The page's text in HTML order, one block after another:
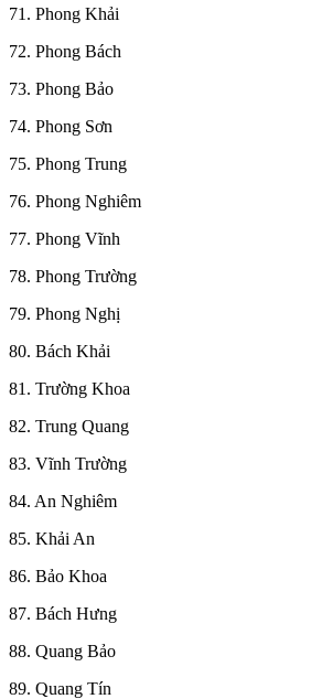
71. Phong Khải
72. Phong Bách
73. Phong Bảo
74. Phong Sơn
75. Phong Trung
76. Phong Nghiêm
77. Phong Vĩnh
78. Phong Trường
79. Phong Nghị
80. Bách Khải
81. Trường Khoa
82. Trung Quang
83. Vĩnh Trường
84. An Nghiêm
85. Khải An
86. Bảo Khoa
87. Bách Hưng
88. Quang Bảo
89. Quang Tín